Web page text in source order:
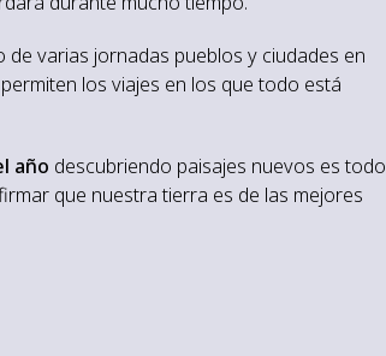
varias jornadas pueblos y ciudades en
los viajes en los que todo está
año descubriendo paisajes nuevos es todo
que nuestra tierra es de las mejores